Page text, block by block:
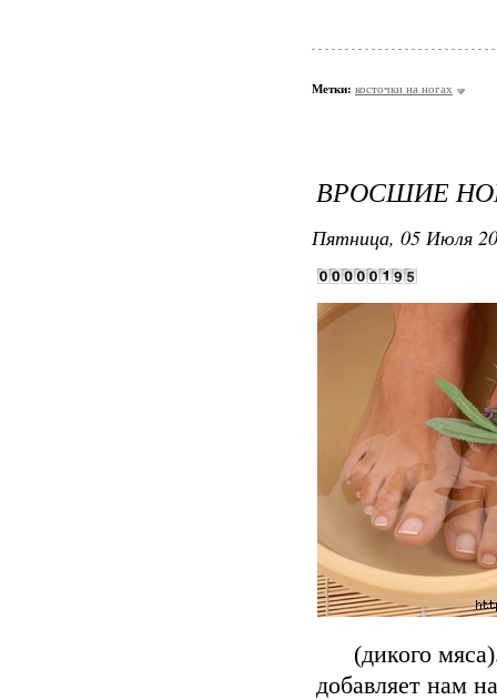
Метки: косточки на ногах
ВРОСШИЕ
Пятница, 05 Июля
(дикого
добавляет нам